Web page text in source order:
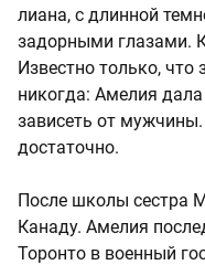
лиана, с длинной
задорными глазами.
Известно только,
никогда: Амелия
зависеть от
достаточно.
После школы сестра
Канаду. Амелия
Торонто в военный